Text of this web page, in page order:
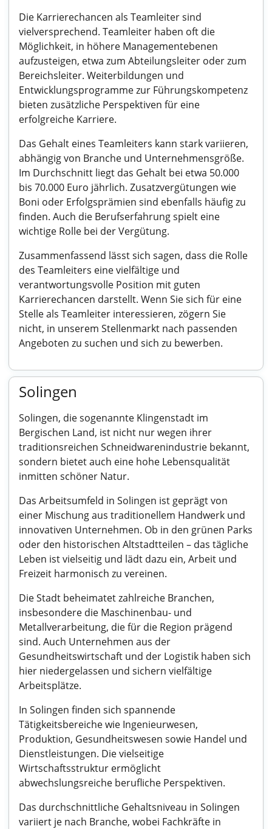
Die Karrierechancen als Teamleiter sind
vielversprechend. Teamleiter haben oft die
Möglichkeit, in höhere Managementebenen
aufzusteigen, etwa zum Abteilungsleiter oder zum
Bereichsleiter. Weiterbildungen und
Entwicklungsprogramme zur Führungskompetenz
bieten zusätzliche Perspektiven für eine
erfolgreiche Karriere.
Das Gehalt eines Teamleiters kann stark variieren,
abhängig von Branche und Unternehmensgröße.
Im Durchschnitt liegt das Gehalt bei etwa 50.000
bis 70.000 Euro jährlich. Zusatzvergütungen wie
Boni oder Erfolgsprämien sind ebenfalls häufig zu
finden. Auch die Berufserfahrung spielt eine
wichtige Rolle bei der Vergütung.
Zusammenfassend lässt sich sagen, dass die Rolle
des Teamleiters eine vielfältige und
verantwortungsvolle Position mit guten
Karrierechancen darstellt. Wenn Sie sich für eine
Stelle als Teamleiter interessieren, zögern Sie
nicht, in unserem Stellenmarkt nach passenden
Angeboten zu suchen und sich zu bewerben.
Solingen
Solingen, die sogenannte Klingenstadt im
Bergischen Land, ist nicht nur wegen ihrer
traditionsreichen Schneidwarenindustrie bekannt,
sondern bietet auch eine hohe Lebensqualität
inmitten schöner Natur.
Das Arbeitsumfeld in Solingen ist geprägt von
einer Mischung aus traditionellem Handwerk und
innovativen Unternehmen. Ob in den grünen Parks
oder den historischen Altstadtteilen – das tägliche
Leben ist vielseitig und lädt dazu ein, Arbeit und
Freizeit harmonisch zu vereinen.
Die Stadt beheimatet zahlreiche Branchen,
insbesondere die Maschinenbau- und
Metallverarbeitung, die für die Region prägend
sind. Auch Unternehmen aus der
Gesundheitswirtschaft und der Logistik haben sich
hier niedergelassen und sichern vielfältige
Arbeitsplätze.
In Solingen finden sich spannende
Tätigkeitsbereiche wie Ingenieurwesen,
Produktion, Gesundheitswesen sowie Handel und
Dienstleistungen. Die vielseitige
Wirtschaftsstruktur ermöglicht
abwechslungsreiche berufliche Perspektiven.
Das durchschnittliche Gehaltsniveau in Solingen
variiert je nach Branche, wobei Fachkräfte in